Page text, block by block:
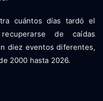
cuántos días tardó el
de caídas
diez eventos diferentes,
2000 hasta 2026.